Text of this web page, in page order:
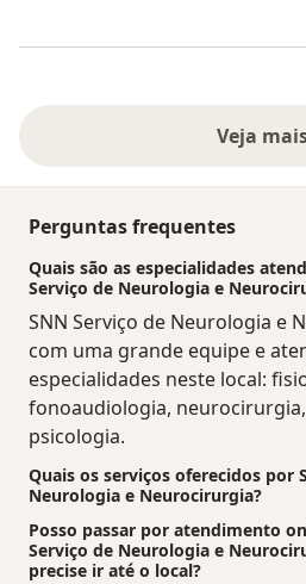
Veja
Perguntas frequentes
Quais são as especialidades
Serviço de Neurologia e
SNN Serviço de Neurologia e
com uma grande equipe e
especialidades neste local:
fonoaudiologia,
psicologia.
Quais os serviços oferecidos por
Neurologia e Neurocirurgia?
Posso passar por atendimento
Serviço de Neurologia e
precise ir até o local?